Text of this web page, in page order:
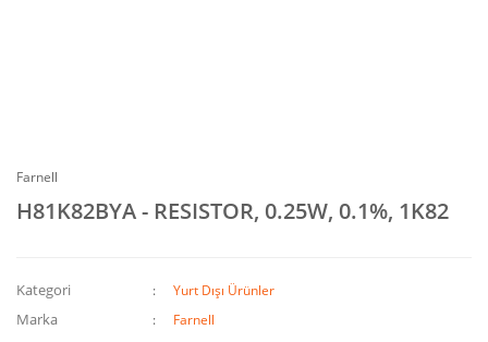
Farnell
H81K82BYA - RESISTOR, 0.25W, 0.1%, 1K82
Kategori Yurt Dışı Ürünler
Marka Farnell